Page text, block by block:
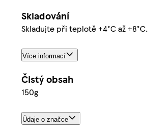
Skladování
Skladujte při teplotě +4°C až +8°C.
Více informací
Čistý obsah
150g
Údaje o značce